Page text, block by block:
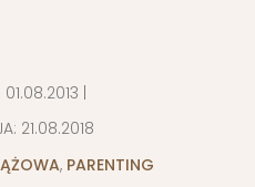
01.08.2013
21.08.2018
, PARENTING